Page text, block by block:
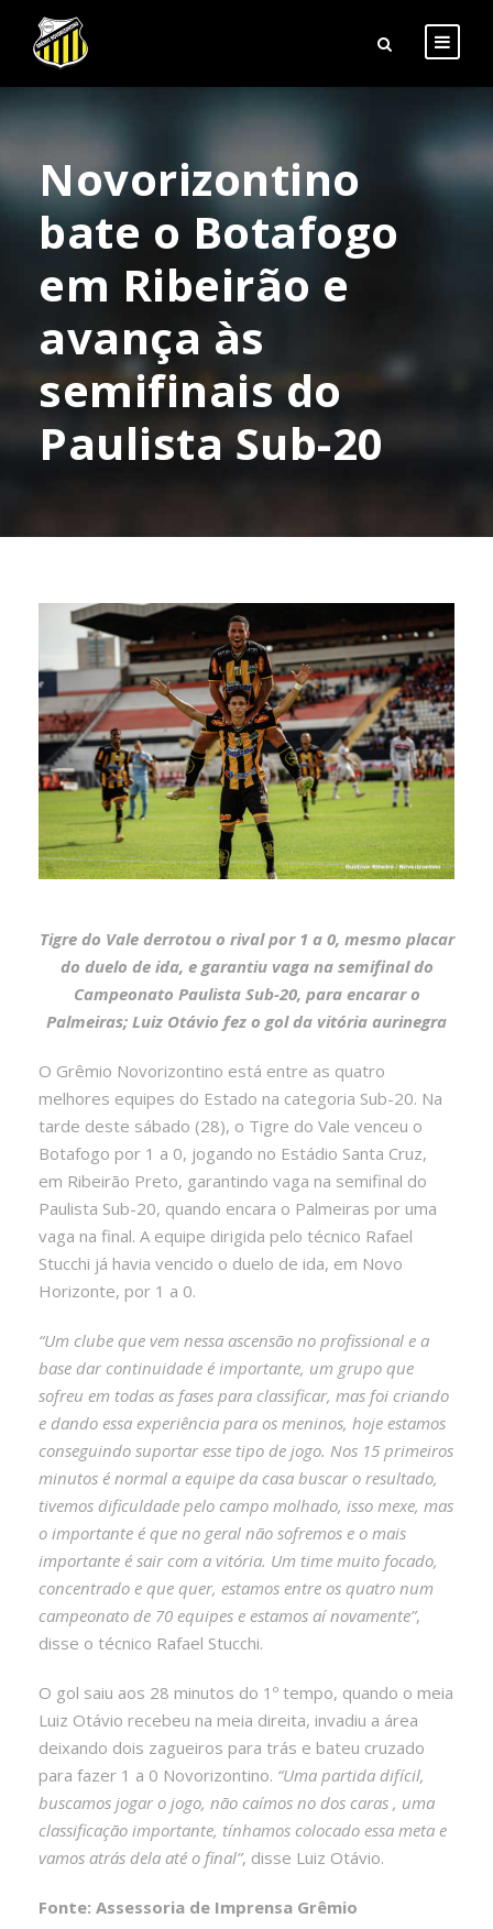
Novorizontino
bate o Botafogo
em Ribeirão e
avança às
semifinais do
Paulista Sub-20
Tigre do Vale derrotou o rival por 1 a 0, mesmo placar
do duelo de ida, e garantiu vaga na semifinal do
Campeonato Paulista Sub-20, para encarar o
Palmeiras; Luiz Otávio fez o gol da vitória aurinegra
O Grêmio Novorizontino está entre as quatro
melhores equipes do Estado na categoria Sub-20. Na
tarde deste sábado (28), o Tigre do Vale venceu o
Botafogo por 1 a 0, jogando no Estádio Santa Cruz,
em Ribeirão Preto, garantindo vaga na semifinal do
Paulista Sub-20, quando encara o Palmeiras por uma
vaga na final. A equipe dirigida pelo técnico Rafael
Stucchi já havia vencido o duelo de ida, em Novo
Horizonte, por 1 a 0.
“Um clube que vem nessa ascensão no profissional e a
base dar continuidade é importante, um grupo que
sofreu em todas as fases para classificar, mas foi criando
e dando essa experiência para os meninos, hoje estamos
conseguindo suportar esse tipo de jogo. Nos 15 primeiros
minutos é normal a equipe da casa buscar o resultado,
tivemos dificuldade pelo campo molhado, isso mexe, mas
o importante é que no geral não sofremos e o mais
importante é sair com a vitória. Um time muito focado,
concentrado e que quer, estamos entre os quatro num
campeonato de 70 equipes e estamos aí novamente”,
disse o técnico Rafael Stucchi.
O gol saiu aos 28 minutos do 1º tempo, quando o meia
Luiz Otávio recebeu na meia direita, invadiu a área
deixando dois zagueiros para trás e bateu cruzado
para fazer 1 a 0 Novorizontino. “Uma partida difícil,
buscamos jogar o jogo, não caímos no dos caras , uma
classificação importante, tínhamos colocado essa meta e
vamos atrás dela até o final”, disse Luiz Otávio.
Fonte: Assessoria de Imprensa Grêmio